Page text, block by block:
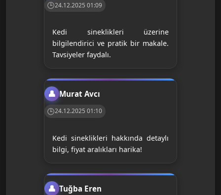
24.12.2025 01:09
Kedi sineklikleri üzerine
bilgilendirici ve pratik bir makale.
Tavsiyeler faydalı.
Murat Avcı
24.12.2025 01:10
Kedi sineklikleri hakkında detaylı
bilgi, fiyat aralıkları harika!
Tuğba Eren